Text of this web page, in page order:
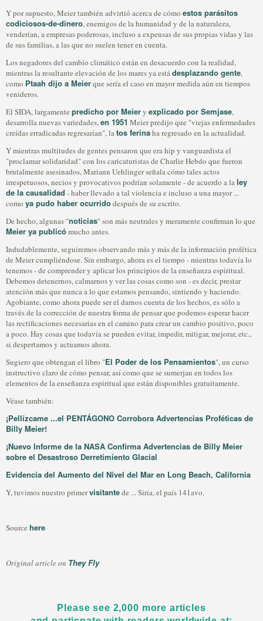
Y por supuesto, Meier también advirtió acerca de cómo estos parásitos
codiciosos-de-dinero, enemigos de la humanidad y de la naturaleza,
venderían, a empresas poderosas, incluso a expensas de sus propias vidas y las
de sus familias, a las que no suelen tener en cuenta.
Los negadores del cambio climático están en desacuerdo con la realidad,
mientras la resultante elevación de los mares ya estádesplazando gente,
como Ptaah dijo a Meierque sería el caso en mayor medida aún en tiempos
venideros.
El SIDA, largamente predicho por Meiery explicado por Semjase,
desarrolla nuevas variedades,en 1951 Meier predijo que "viejas enfermedades
creídas erradicadas regresarían", latos ferinaha regresado en la actualidad.
Y mientras multitudes de gentes pensaron que era hip y vanguardista el
"proclamar solidaridad" con los caricaturistas de Charlie Hebdo que fueron
brutalmente asesinados, Mariann Uehlinger señala cómo tales actos
irrespetuosos, necios y provocativos podrían solamente - de acuerdo a laley
de la causalidad - haber llevado a tal violencia e incluso a una mayor ...
como ya pudo haber ocurridodespués de su escrito.
De hecho, algunas "noticias" son más neutrales y meramente confirman lo que
Meier ya publicómucho antes.
Indudablemente, seguiremos observando más y más de la información profética
de Meier cumpliéndose. Sin embargo, ahora es el tiempo - mientras todavía lo
tenemos - de comprender y aplicar los principios de la enseñanza espiritual.
Debemos detenernos, calmarnos y ver las cosas como son - es decir, prestar
atención más que nunca a lo que estamos pensando, sintiendo y haciendo.
Agobiante, como ahora puede ser el darnos cuenta de los hechos, es sólo a
través de la corrección de nuestra forma de pensar que podemos esperar hacer
las rectificaciones necesarias en el camino para crear un cambio positivo, poco
a poco. Hay cosas que todavía se pueden evitar, impedir, mitigar, mejorar, etc.,
si despertamos y actuamos ahora.
Sugiero que obtengan el libro "El Poder de los Pensamientos", un curso
instructivo claro de cómo pensar, así como que se sumerjan en todos los
elementos de la enseñanza espiritual que están disponibles gratuitamente.
Véase también:
¡Pellízcame ...el PENTÁGONO Corrobora Advertencias Proféticas de
Billy Meier!
¡Nuevo Informe de la NASA Confirma Advertencias de Billy Meier
sobre el Desastroso Derretimiento Glacial
Evidencia del Aumento del Nivel del Mar en Long Beach, California
Y, tuvimos nuestro primervisitantede ... Siria, el país 141avo.
Source here
Original article on They Fly
Please see 2,000 more articles